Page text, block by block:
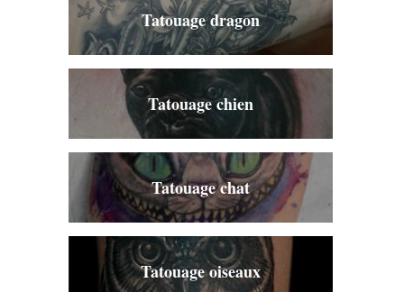
Tatouage dragon
Tatouage chien
Tatouage chat
Tatouage oiseaux